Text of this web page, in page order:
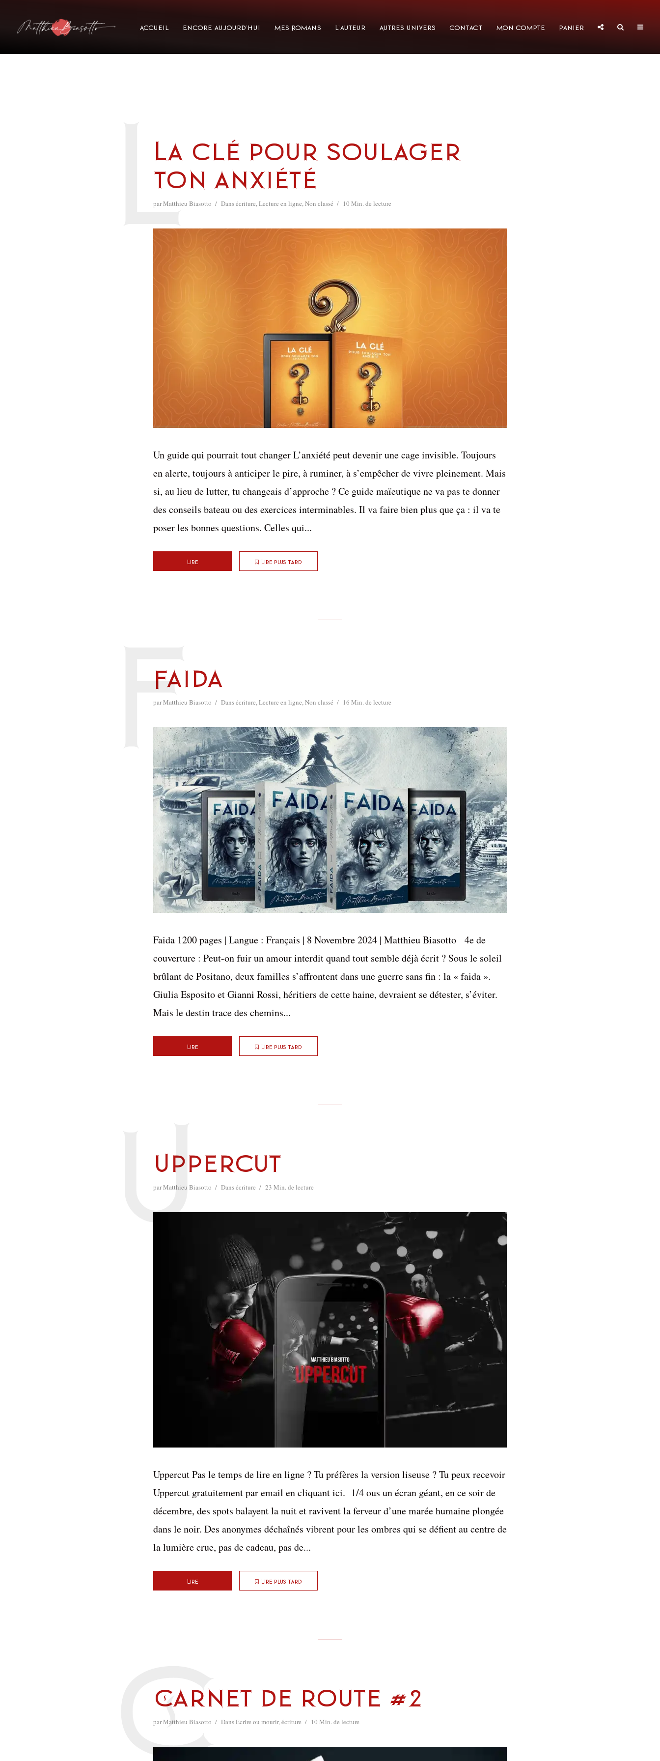
Accueil Encore aujourd’hui Mes Romans L’auteur Autres Univers Contact Mon compte Panier
La clé pour soulager
ton anxiété
parMatthieu Biasotto Dansécriture,Lecture en ligne,Non classé 10 Min. de lecture
L
Un guide qui pourrait tout changer L’anxiété peut devenir une cage invisible. Toujours
en alerte, toujours à anticiper le pire, à ruminer, à s’empêcher de vivre pleinement. Mais
si, au lieu de lutter, tu changeais d’approche ? Ce guide maïeutique ne va pas te donner
des conseils bateau ou des exercices interminables. Il va faire bien plus que ça : il va te
poser les bonnes questions. Celles qui...
Lire Lire plus tard
Faida
parMatthieu Biasotto Dansécriture,Lecture en ligne,Non classé 16 Min. de lecture
F
Faida 1200 pages | Langue : Français | 8 Novembre 2024 | Matthieu Biasotto 4e de
couverture : Peut-on fuir un amour interdit quand tout semble déjà écrit ? Sous le soleil
brûlant de Positano, deux familles s’affrontent dans une guerre sans fin : la « faida ».
Giulia Esposito et Gianni Rossi, héritiers de cette haine, devraient se détester, s’éviter.
Mais le destin trace des chemins...
Lire Lire plus tard
Uppercut
parMatthieu Biasotto Dansécriture 23 Min. de lecture
U
Uppercut Pas le temps de lire en ligne ? Tu préfères la version liseuse ? Tu peux recevoir
Uppercut gratuitement par email en cliquant ici. 1/4 ous un écran géant, en ce soir de
décembre, des spots balayent la nuit et ravivent la ferveur d’une marée humaine plongée
dans le noir. Des anonymes déchaînés vibrent pour les ombres qui se défient au centre de
la lumière crue, pas de cadeau, pas de...
Lire Lire plus tard
Carnet de route #2
parMatthieu Biasotto DansEcrire ou mourir,écriture 10 Min. de lecture
C